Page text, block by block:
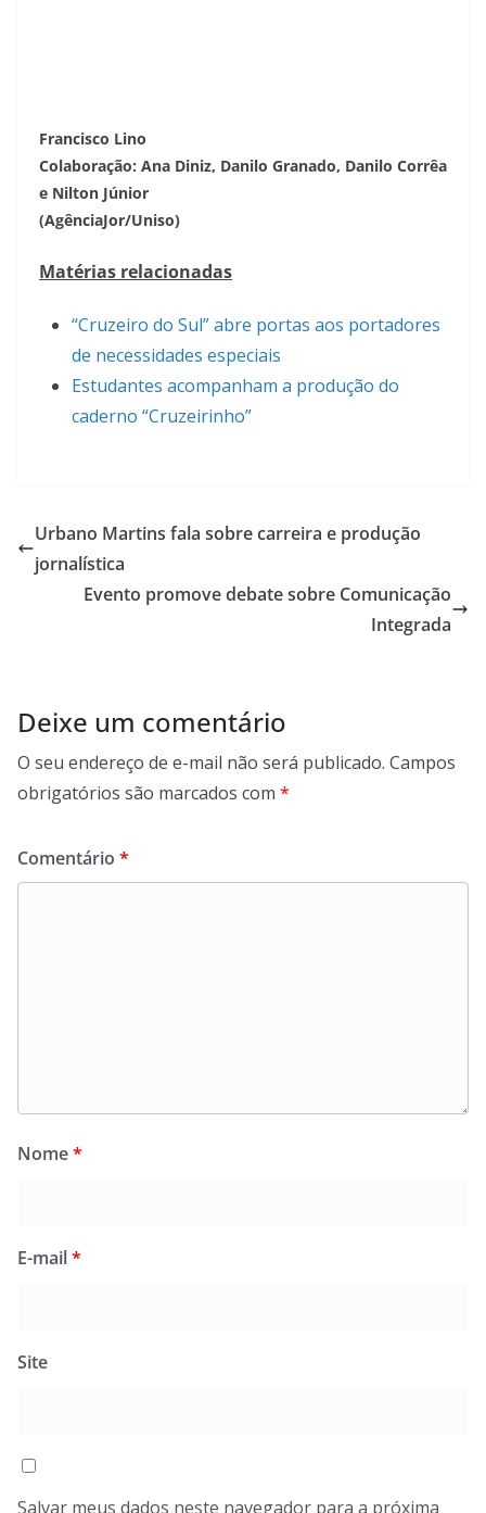
Francisco Lino
Colaboração: Ana Diniz, Danilo Granado, Danilo Corrêa
e Nilton Júnior
(AgênciaJor/Uniso)
Matérias relacionadas
“Cruzeiro do Sul” abre portas aos portadores
de necessidades especiais
Estudantes acompanham a produção do
caderno “Cruzeirinho”
Urbano Martins fala sobre carreira e produção
jornalística
Evento promove debate sobre Comunicação
Integrada
Deixe um comentário
O seu endereço de e-mail não será publicado. Campos
obrigatórios são marcados com *
Comentário *
Nome*
E-mail*
Site
Salvar meus dados neste navegador para a próxima